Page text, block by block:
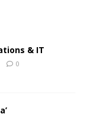
& IT
0